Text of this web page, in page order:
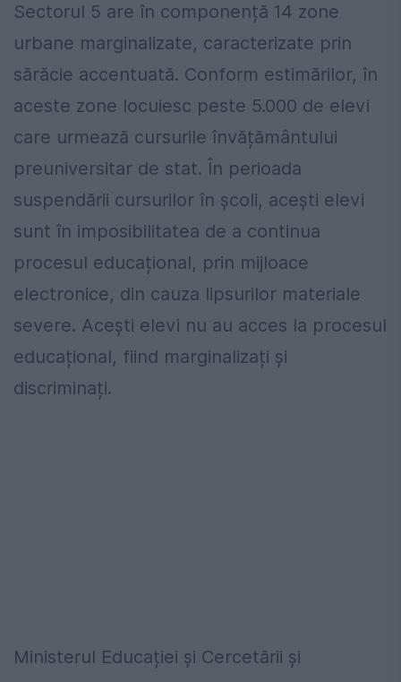
Sectorul 5 are în componență 14 zone
urbane marginalizate, caracterizate prin
sărăcie accentuată. Conform estimărilor, în
aceste zone locuiesc peste 5.000 de elevi
care urmează cursurile învățământului
preuniversitar de stat. În perioada
suspendării cursurilor în școli, acești elevi
sunt în imposibilitatea de a continua
procesul educațional, prin mijloace
electronice, din cauza lipsurilor materiale
severe. Acești elevi nu au acces la procesul
educațional, fiind marginalizați și
discriminați.
Ministerul Educației și Cercetării și